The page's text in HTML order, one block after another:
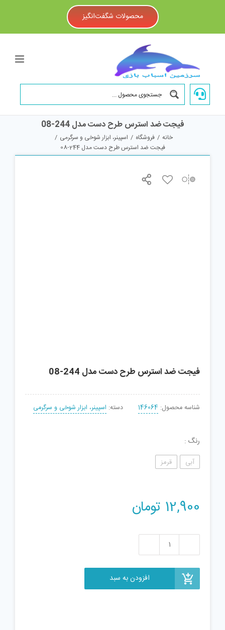
محصولات شگفت‌انگیز
فیجت ضد استرس طرح دست مدل 244-08
خانه / فروشگاه / اسپینر، ابزار شوخی و سرگرمی /
فیجت ضد استرس طرح دست مدل 244-08
فیجت ضد استرس طرح دست مدل 244-08
شناسه محصول: 146064 دسته: اسپینر، ابزار شوخی و سرگرمی
رنگ
آبی قرمز
12,900 تومان
فیجت
افزودن به سبد